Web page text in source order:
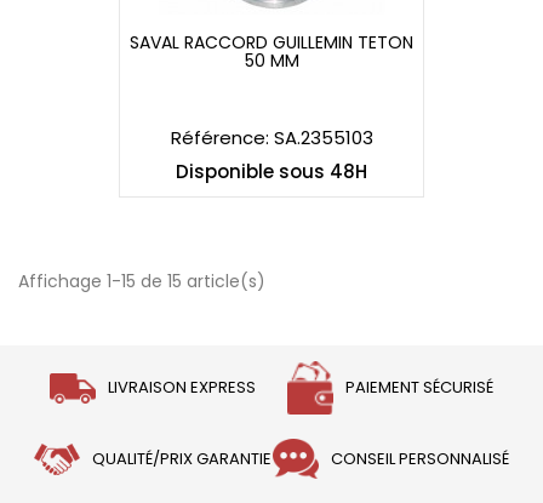
SAVAL RACCORD GUILLEMIN TETON
50 MM
Référence: SA.2355103
Disponible sous 48H
Affichage 1-15 de 15 article(s)
LIVRAISON EXPRESS PAIEMENT SÉCURISÉ
QUALITÉ/PRIX GARANTIE CONSEIL PERSONNALISÉ